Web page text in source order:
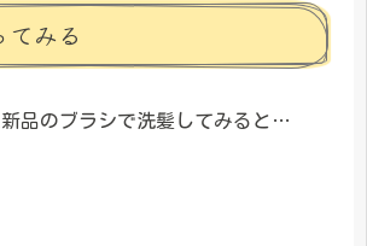
みる
品のブラシで洗髪してみると…